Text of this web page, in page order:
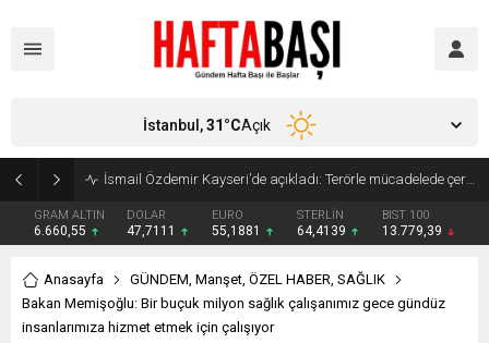
Süleyman Soylu ‘çok korktum’ deyip ilk kez açıkladı: En büyük tehdit dışarısıdır!
GRAM ALTIN
6.660,55
DOLAR
47,7111
EURO
55,1881
STERLİN
64,4139
BIST 100
13.779,39
İstanbul,31°CAçık
Anasayfa GÜNDEM, Manşet, ÖZEL HABER, SAĞLIK
Bakan Memişoğlu: Bir buçuk milyon sağlık çalışanımız gece gündüz
insanlarımıza hizmet etmek için çalışıyor